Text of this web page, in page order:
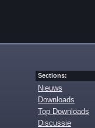
Sections:
Nieuws
Downloads
Top Downloads
Discussie